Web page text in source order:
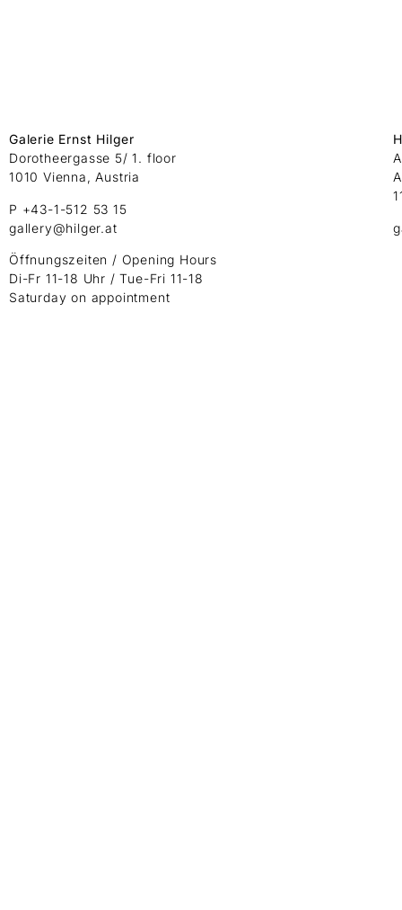
Galerie Ernst Hilger
Dorotheergasse 5/ 1. floor
1010 Vienna, Austria
P +43-1-512 53 15
gallery@hilger.at
Öffnungszeiten / Opening Hours
Di-Fr 11-18 Uhr / Tue-Fri 11-18
Saturday on appointment